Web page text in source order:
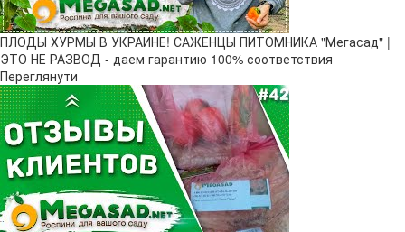
ПЛОДЫ ХУРМЫ В УКРАИНЕ! САЖЕНЦЫ ПИТОМНИКА "Мегасад" |
ЭТО НЕ РАЗВОД - даем гарантию 100% соответствия
Переглянути